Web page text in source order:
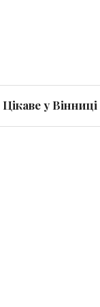
Цікаве у Вінниці